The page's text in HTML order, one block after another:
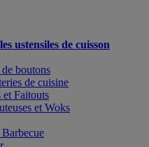
ustensiles de cuisson
boutons
de cuisine
et Faitouts
et Woks